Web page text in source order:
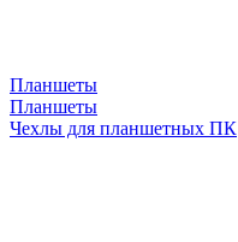
Планшеты
Планшеты
Чехлы для планшетных ПК